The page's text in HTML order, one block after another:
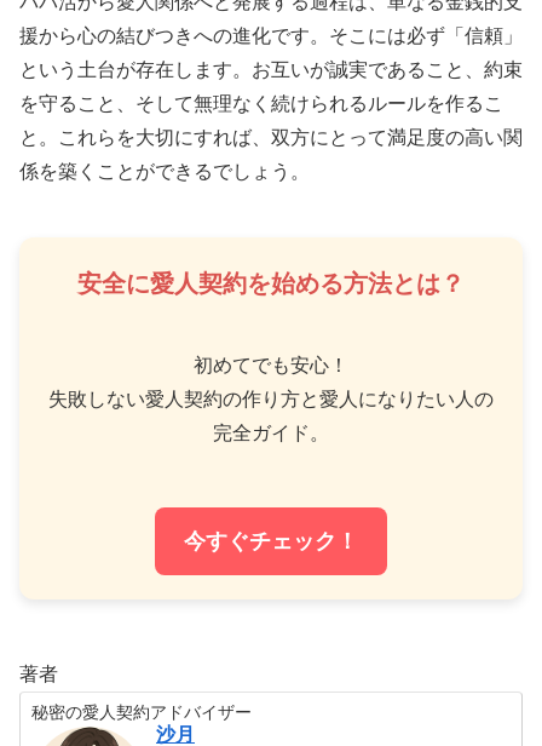
援から心の結びつきへの進化です。そこには必ず「信頼」
という土台が存在します。お互いが誠実であること、約束
を守ること、そして無理なく続けられるルールを作るこ
と。これらを大切にすれば、双方にとって満足度の高い関
係を築くことができるでしょう。
安全に愛人契約を始める方法とは？
初めてでも安心！
失敗しない愛人契約の作り方と愛人になりたい人の
完全ガイド。
今すぐチェック！
著者
秘密の愛人契約アドバイザー
沙月